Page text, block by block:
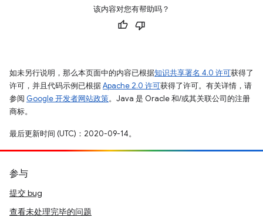
该内容对您有帮助吗？
如未另行说明，那么本页面中的内容已根据知识共享署名 4.0 许可获得了
许可，并且代码示例已根据Apache 2.0 许可获得了许可。有关详情，请
参阅 Google 开发者网站政策。Java 是 Oracle 和/或其关联公司的注册
商标。
最后更新时间 (UTC)：2020-09-14。
参与
提交 bug
查看未处理完毕的问题